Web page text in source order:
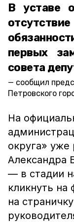
В уставе
первых
совета
сообщил
Петровского
На
округа»
Александра
— в стадии
кликнуть на
на